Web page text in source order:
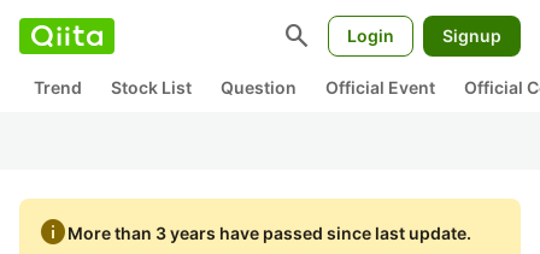
search Login Signup
Trend Stock List Question Official Event Official
infoMore than 3 years have passed since last update.